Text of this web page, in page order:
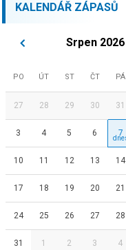
KALENDÁŘ ZÁPASŮ
Srpen 2026
PO ÚT ST ČT PÁ
27 28 29 30 31
3 4 5 6 7
10 11 12 13 14
17 18 19 20 21
24 25 26 27 28
31 1 2 3 4